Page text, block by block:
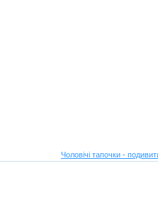
Чоловічі тапочки -